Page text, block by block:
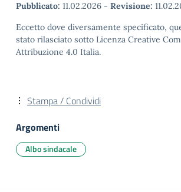
Pubblicato: 11.02.2026 - Revisione:
Eccetto dove diversamente specificato,
stato rilasciato sotto Licenza Creative
Attribuzione 4.0 Italia.
Stampa / Condividi
Argomenti
Albo sindacale